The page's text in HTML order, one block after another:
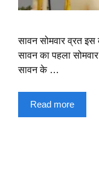
सावन सोमवार व्रत
सावन का पहला
सावन के …
Read more